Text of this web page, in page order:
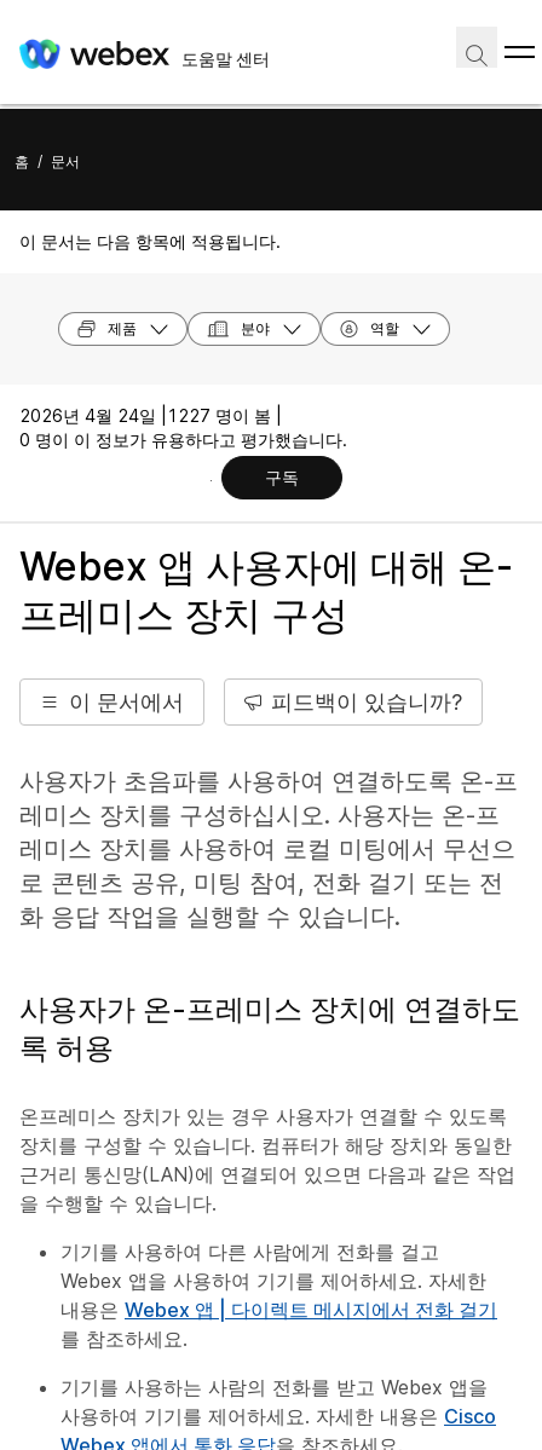
도움말 센터
홈 / 문서
이 문서는 다음 항목에 적용됩니다.
제품 분야 역할
2026년 4월 24일 |
1227 명이 봄 |
0 명이 이 정보가 유용하다고 평가했습니다.
구독
Webex 앱 사용자에 대해 온-
프레미스 장치 구성
이 문서에서 피드백이 있습니까?
사용자가 초음파를 사용하여 연결하도록 온-프
레미스 장치를 구성하십시오. 사용자는 온-프
레미스 장치를 사용하여 로컬 미팅에서 무선으
로 콘텐츠 공유, 미팅 참여, 전화 걸기 또는 전
화 응답 작업을 실행할 수 있습니다.
사용자가 온-프레미스 장치에 연결하도
록 허용
온프레미스 장치가 있는 경우 사용자가 연결할 수 있도록
장치를 구성할 수 있습니다. 컴퓨터가 해당 장치와 동일한
근거리 통신망(LAN)에 연결되어 있으면 다음과 같은 작업
을 수행할 수 있습니다.
기기를 사용하여 다른 사람에게 전화를 걸고
Webex 앱을 사용하여 기기를 제어하세요. 자세한
내용은 Webex 앱 | 다이렉트 메시지에서 전화 걸기
를 참조하세요.
기기를 사용하는 사람의 전화를 받고 Webex 앱을
사용하여 기기를 제어하세요. 자세한 내용은 Cisco
Webex 앱에서 통화 응답을 참조하세요.